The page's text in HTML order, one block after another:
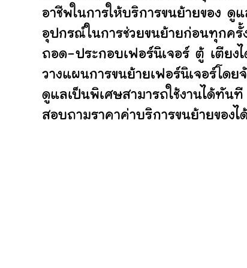
อาชีพในการให้บริการขนย้ายของ
อุปกรณ์ในการช่วยขนย้ายก่อนทุกครั้
ถอด-ประกอบเฟอร์นิเจอร์ ตู้ เตียง
วางแผนการขนย้ายเฟอร์นิเจอร์โดย
ดูแลเป็นพิเศษสามารถใช้งานได้ทั
สอบถามราคาค่าบริการขนย้ายของ